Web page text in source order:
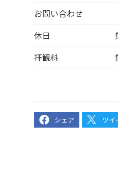
お問い合わせ
休日
拝観料
シェア ツイ